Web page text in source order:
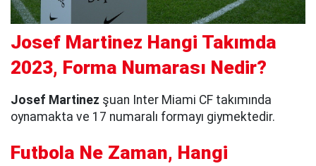
Josef Martinez Hangi Takımda
2023, Forma Numarası Nedir?
Josef Martinez şuan Inter Miami CF takımında
oynamakta ve 17 numaralı formayı giymektedir.
Futbola Ne Zaman, Hangi